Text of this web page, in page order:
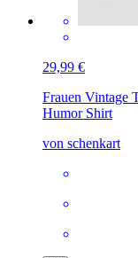
29,99 €
Frauen Vintage
Humor Shirt
von schenkart